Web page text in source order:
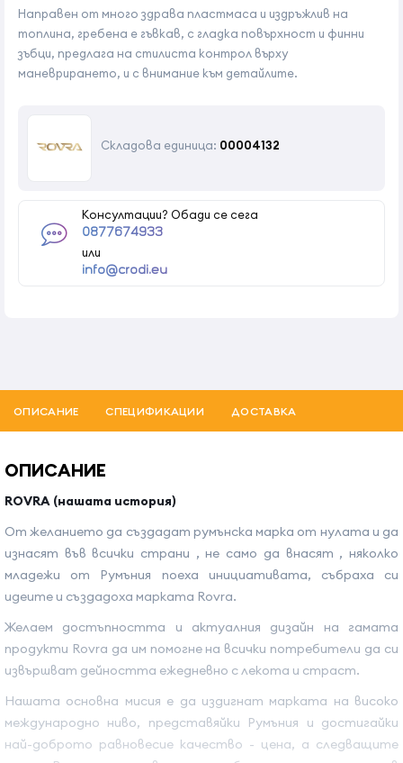
Направен от много здрава пластмаса и издръжлив на
топлина, гребена е гъвкав, с гладка повърхност и финни
зъбци, предлага на стилиста контрол върху
маневрирането, и с внимание към детайлите.
Складова единица: 00004132
Консултации? Обади се сега
0877674933
или
info@crodi.eu
ОПИСАНИЕ СПЕЦИФИКАЦИИ ДОСТАВКА
ОПИСАНИЕ
ROVRA (нашата история)
От желанието да създадат румънска марка от нулата и да
изнасят във всички страни , не само да внасят , няколко
младежи от Румъния поеха инициативата, събраха си
идеите и създадоха марката Rovra.
Желаем достъпността и актуалния дизайн на гамата
продукти Rovra да им помогне на всички потребители да си
извършват дейността ежедневно с лекота и страст.
Нашата основна мисия е да издигнат марката на високо
международно ниво, представяйки Румъния и достигайки
най-доброто равновесие качество - цена, а следващите